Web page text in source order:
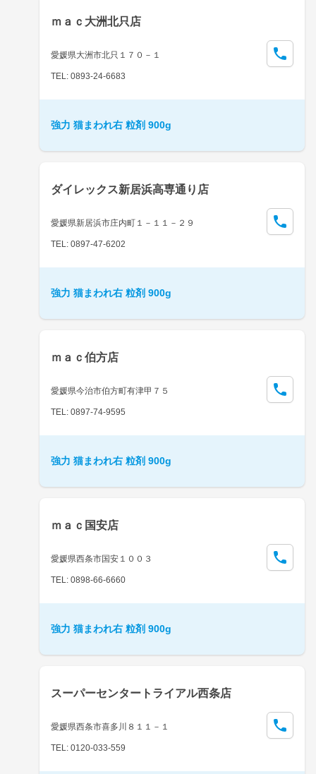
ｍａｃ大洲北只店
愛媛県大洲市北只１７０－１
TEL: 0893-24-6683
強力 猫まわれ右 粒剤 900g
ダイレックス新居浜高専通り店
愛媛県新居浜市庄内町１－１１－２９
TEL: 0897-47-6202
強力 猫まわれ右 粒剤 900g
ｍａｃ伯方店
愛媛県今治市伯方町有津甲７５
TEL: 0897-74-9595
強力 猫まわれ右 粒剤 900g
ｍａｃ国安店
愛媛県西条市国安１００３
TEL: 0898-66-6660
強力 猫まわれ右 粒剤 900g
スーパーセンタートライアル西条店
愛媛県西条市喜多川８１１－１
TEL: 0120-033-559